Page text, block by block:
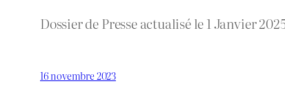
Dossier de Presse actualisé le 1 Janvier
16 novembre 2023